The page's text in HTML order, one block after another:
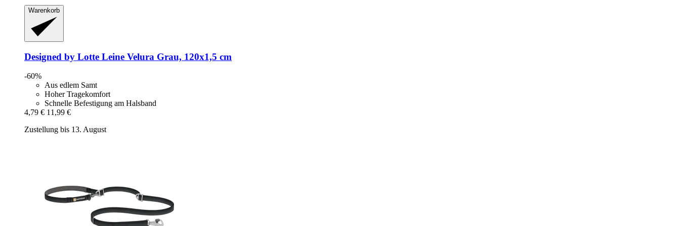
Warenkorb
Designed by Lotte Leine Velura Grau, 120x1,5 cm
-60%
Aus edlem Samt
Hoher Tragekomfort
Schnelle Befestigung am Halsband
4,79 € 11,99 €
Zustellung bis 13. August